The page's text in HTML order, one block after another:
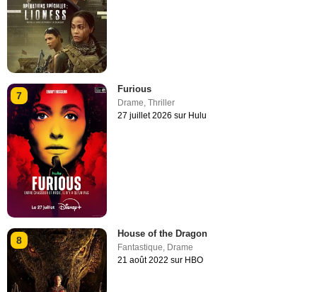
7
Furious
Drame,Thriller
27 juillet 2026 sur Hulu
8
House of the Dragon
Fantastique Drame
21 août 2022 sur HBO